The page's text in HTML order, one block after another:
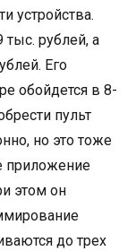
устройства.
тыс. рублей, а
Его
обойдется в 8-
пульт
но это тоже
приложение
этом он
до трех